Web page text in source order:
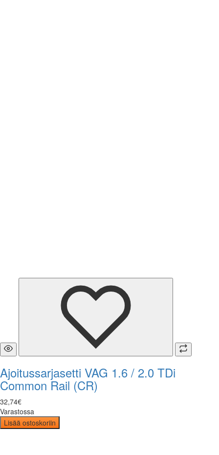
Ajoitussarjasetti VAG 1.6 / 2.0 TDi
Common Rail (CR)
32,74€
Varastossa
Lisää ostoskoriin